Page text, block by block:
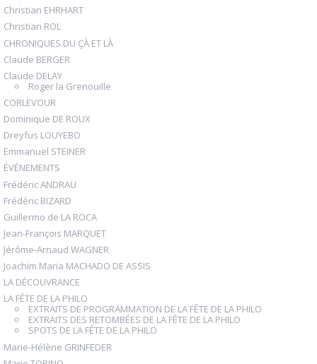
Christian EHRHART
Christian ROL
CHRONIQUES DU ÇÀ ET LÀ
Claude BERGER
Claude DELAY
Roger la Grenouille
CORLEVOUR
Dominique DE ROUX
Dreyfus LOUYEBO
Emmanuel STEINER
ÉVÉNEMENTS
Frédéric ANDRAU
Frédéric BIZARD
Guillermo de LA ROCA
Jean-François MARQUET
Jérôme-Arnaud WAGNER
Joachim Maria MACHADO DE ASSIS
LA DÉCOUVRANCE
LA FÊTE DE LA PHILO
EXTRAITS DE PROGRAMMATION DE LA FÊTE DE LA PHILO
EXTRAITS DES RETOMBÉES DE LA FÊTE DE LA PHILO
SPOTS DE LA FÊTE DE LA PHILO
Marie-Hélène GRINFEDER